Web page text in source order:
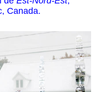
Canada.